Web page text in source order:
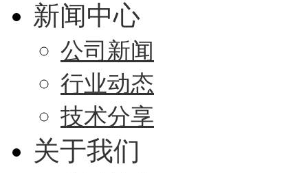
新闻中心
公司新闻
行业动态
技术分享
关于我们